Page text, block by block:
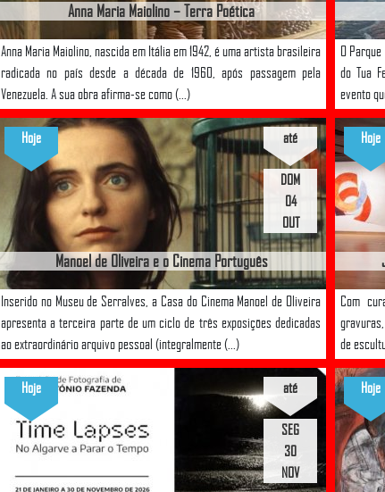
Anna Maria Maiolino – Terra Poética
Anna Maria Maiolino, nascida em Itália em 1942, é uma artista brasileira
radicada no país desde a década de 1960, após passagem pela
Venezuela. A sua obra afirma-se como (...)
O
do Tua
evento
Manoel de Oliveira e o Cinema Português
Inserido no Museu de Serralves, a Casa do Cinema Manoel de Oliveira
apresenta a terceira parte de um ciclo de três exposições dedicadas
ao extraordinário arquivo pessoal (integralmente (...)
até
DOM
04
OUT
Hoje
Com
de
Hoje
até
SEG
30
NOV
Hoje Hoje